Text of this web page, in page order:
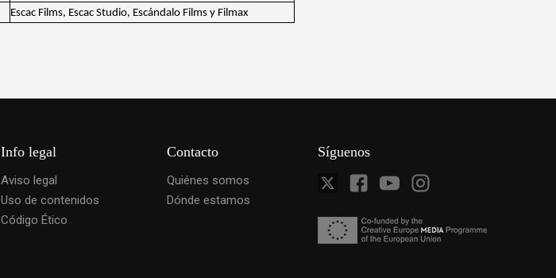
Escac Films, Escac Studio, Escándalo Films y Filmax
Info legal
Aviso legal
Uso de contenidos
Código Ético
Contacto
Quiénes somos
Dónde estamos
Síguenos